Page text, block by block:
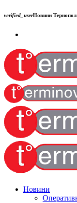
verified_userНовини
Новини